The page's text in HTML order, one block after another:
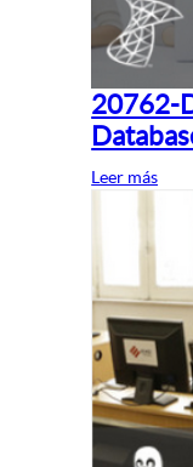
20762-
Leer más